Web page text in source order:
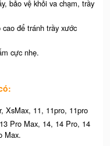
bảo vệ khỏi va chạm, trầy
để tránh trầy xước
cực nhẹ.
XsMax, 11, 11pro, 11pro
Pro Max, 14, 14 Pro, 14
Max.